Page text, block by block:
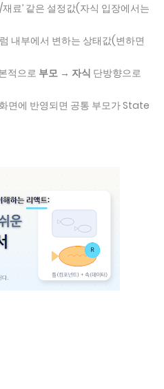
료’ 같은 설정값(자식 입장에서는
럼 내부에서 변하는 상태값(변하면
적으로 부모 → 자식 단방향으로
면에 반영되면 공통 부모가 State